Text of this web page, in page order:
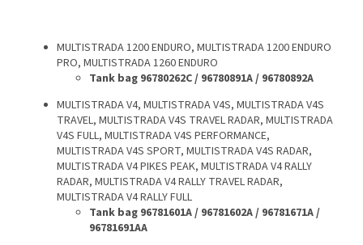
MULTISTRADA 1200 ENDURO, MULTISTRADA 1200 ENDURO
PRO, MULTISTRADA 1260 ENDURO
Tank bag 96780262C/ 96780891A / 96780892A
MULTISTRADA V4, MULTISTRADA V4S, MULTISTRADA V4S
TRAVEL, MULTISTRADA V4S TRAVEL RADAR, MULTISTRADA
V4S FULL, MULTISTRADA V4S PERFORMANCE,
MULTISTRADA V4S SPORT, MULTISTRADA V4S RADAR,
MULTISTRADA V4 PIKES PEAK, MULTISTRADA V4 RALLY
RADAR, MULTISTRADA V4 RALLY TRAVEL RADAR,
MULTISTRADA V4 RALLY FULL
Tank bag 96781601A / 96781602A / 96781671A /
96781691AA